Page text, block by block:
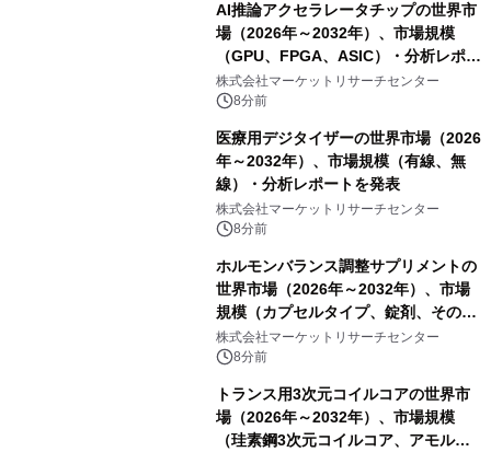
AI推論アクセラレータチップの世界市
場（2026年～2032年）、市場規模
（GPU、FPGA、ASIC）・分析レポー
トを発表
株式会社マーケットリサーチセンター
8分前
医療用デジタイザーの世界市場（2026
年～2032年）、市場規模（有線、無
線）・分析レポートを発表
株式会社マーケットリサーチセンター
8分前
ホルモンバランス調整サプリメントの
世界市場（2026年～2032年）、市場
規模（カプセルタイプ、錠剤、その
他）・分析レポートを発表
株式会社マーケットリサーチセンター
8分前
トランス用3次元コイルコアの世界市
場（2026年～2032年）、市場規模
（珪素鋼3次元コイルコア、アモルフ